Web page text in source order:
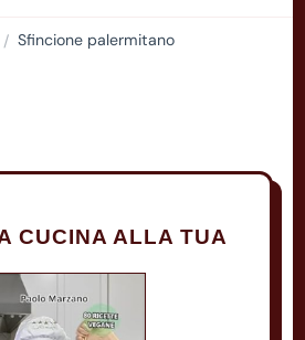
/ Sfincione palermitano
CUCINA ALLA TUA